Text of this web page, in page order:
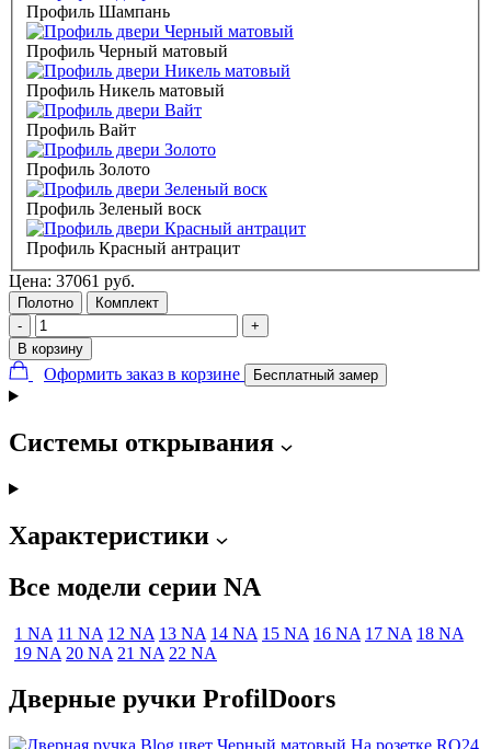
Профиль Шампань
Профиль Черный матовый
Профиль Никель матовый
Профиль Вайт
Профиль Золото
Профиль Зеленый воск
Профиль Красный антрацит
Цена: 37061 руб.
Полотно
Комплект
-
+
В корзину
Оформить заказ в корзине Бесплатный замер
Системы открывания
Характеристики
Все модели серии NA
1 NA 11 NA 12 NA 13 NA 14 NA 15 NA 16 NA 17 NA 18 NA
19 NA 20 NA 21 NA 22 NA
Дверные ручки ProfilDoors